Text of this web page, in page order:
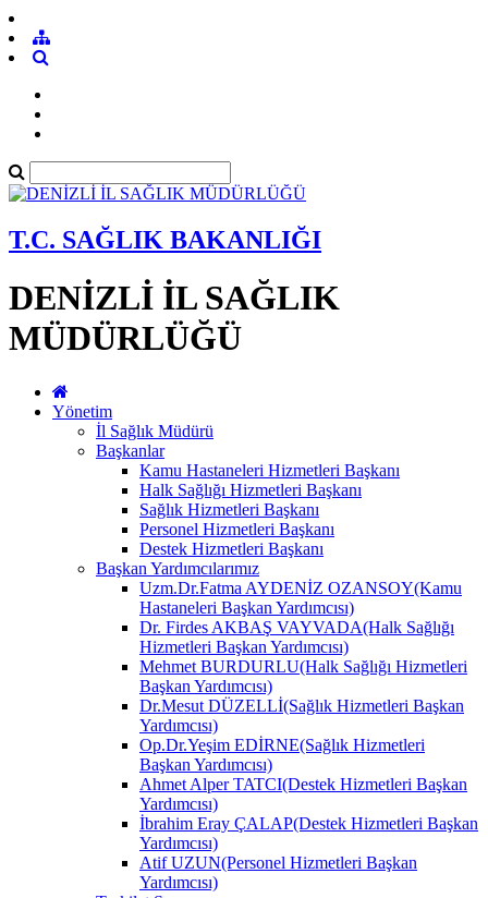
T.C. SAĞLIK BAKANLIĞI
DENİZLİ İL SAĞLIK
MÜDÜRLÜĞÜ
Yönetim
İl Sağlık Müdürü
Başkanlar
Kamu Hastaneleri Hizmetleri Başkanı
Halk Sağlığı Hizmetleri Başkanı
Sağlık Hizmetleri Başkanı
Personel Hizmetleri Başkanı
Destek Hizmetleri Başkanı
Başkan Yardımcılarımız
Uzm.Dr.Fatma AYDENİZ OZANSOY(Kamu
Hastaneleri Başkan Yardımcısı)
Dr. Firdes AKBAŞ VAYVADA(Halk Sağlığı
Hizmetleri Başkan Yardımcısı)
Mehmet BURDURLU(Halk Sağlığı Hizmetleri
Başkan Yardımcısı)
Dr.Mesut DÜZELLİ(Sağlık Hizmetleri Başkan
Yardımcısı)
Op.Dr.Yeşim EDİRNE(Sağlık Hizmetleri
Başkan Yardımcısı)
Ahmet Alper TATCI(Destek Hizmetleri Başkan
Yardımcısı)
İbrahim Eray ÇALAP(Destek Hizmetleri Başkan
Yardımcısı)
Atif UZUN(Personel Hizmetleri Başkan
Yardımcısı)